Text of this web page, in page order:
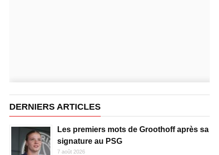
DERNIERS ARTICLES
Les premiers mots de Groothoff après sa
signature au PSG
7 août 2026